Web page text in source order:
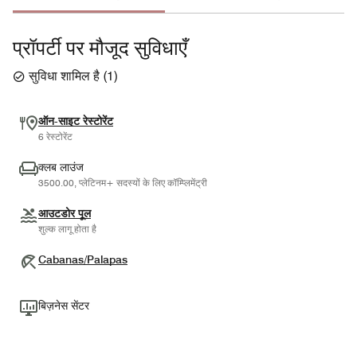
प्रॉपर्टी पर मौजूद सुविधाएँ
सुविधा शामिल है (1)
ऑन-साइट रेस्टोरेंट
6 रेस्टोरेंट
क्लब लाउंज
3500.00, प्लेटिनम+ सदस्यों के लिए कॉम्प्लिमेंट्री
आउटडोर पूल
शुल्क लागू होता है
Cabanas/Palapas
बिज़नेस सेंटर